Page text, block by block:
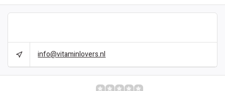
info@vitaminlovers.nl